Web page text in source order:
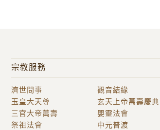
宗教服務
濟世問事
觀音結緣
玉皇大天尊
三官大帝萬壽
玄天上帝萬壽慶典
嬰靈法會
祭祖法會
中元普渡